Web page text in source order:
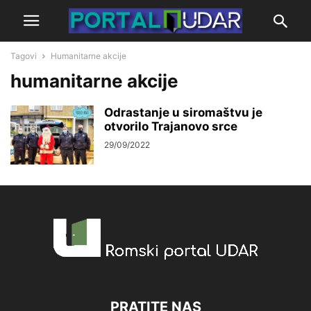
Tagovi Humanitarne akcije
humanitarne akcije
Odrastanje u siromaštvu je
otvorilo Trajanovo srce
29/09/2022
PRATITE NAS